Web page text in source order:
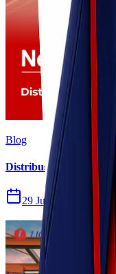
Blog
Distribusi Pengiriman
29 Jul 2026